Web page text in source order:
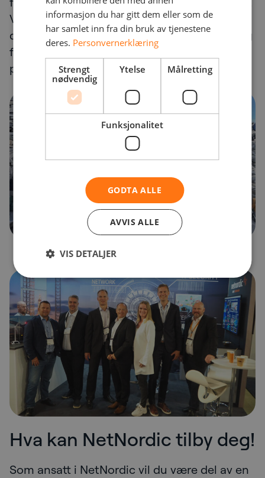
Våre prosjektledere og systemingeniører
deltar kontinuerlig i workshops og opplæring
for å skaffe seg kunnskap om de nyeste
produktene og teknologiene.
Hva kan NetNordic tilby deg!
Som ansatt i NetNordic vil du være del av en
informasjon du har gitt dem eller som de
har samlet inn fra din bruk av tjenestene
deres. Personvernerklæring
Strengt
nødvendig
Ytelse Målretting
Funksjonalitet
GODTA ALLE
AVVIS ALLE
VIS DETALJER